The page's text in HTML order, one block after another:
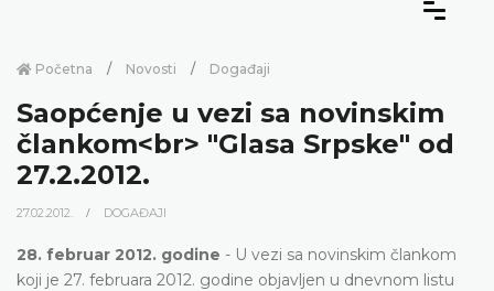
Početna Novosti Događaji
Saopćenje u vezi sa novinskim
člankom<br> "Glasa Srpske" od
27.2.2012.
27.02.2012. DOGAĐAJI
28. februar 2012. godine - U vezi sa novinskim člankom
koji je 27. februara 2012. godine objavljen u dnevnom listu